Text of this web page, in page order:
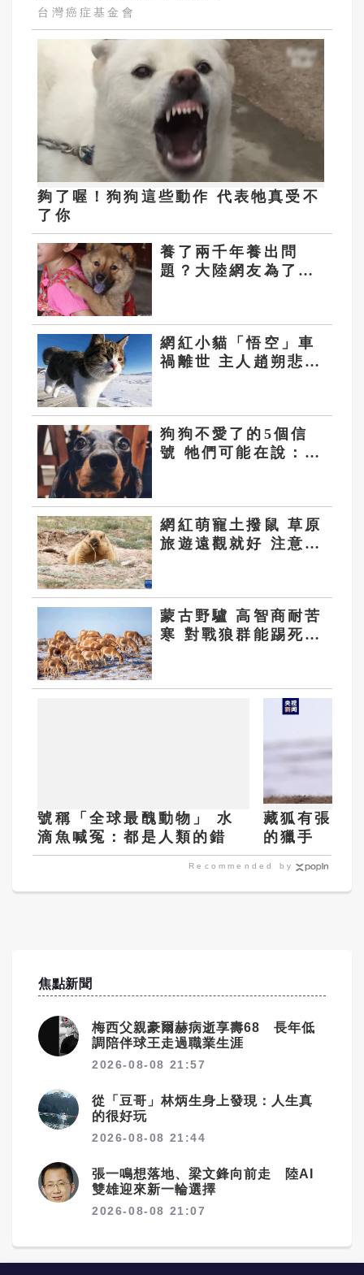
台灣癌症基金會
夠了喔！狗狗這些動作 代表牠真受不
了你
養了兩千年養出問
題？大陸網友為了是
網紅小貓「悟空」車
禍離世 主人趙朔悲苦
狗狗不愛了的5個信
號 牠們可能在說：我
網紅萌寵土撥鼠 草原
旅遊遠觀就好 注意別
蒙古野驢 高智商耐苦
寒 對戰狼群能踢死狼
號稱「全球最醜動物」 水
滴魚喊冤：都是人類的錯
藏狐有張厭
的獵手
Recommended by
焦點新聞
梅西父親豪爾赫病逝享壽68 長年低
調陪伴球王走過職業生涯
2026-08-08 21:57
從「豆哥」林炳生身上發現：人生真
的很好玩
2026-08-08 21:44
張一鳴想落地、梁文鋒向前走 陸AI
雙雄迎來新一輪選擇
2026-08-08 21:07